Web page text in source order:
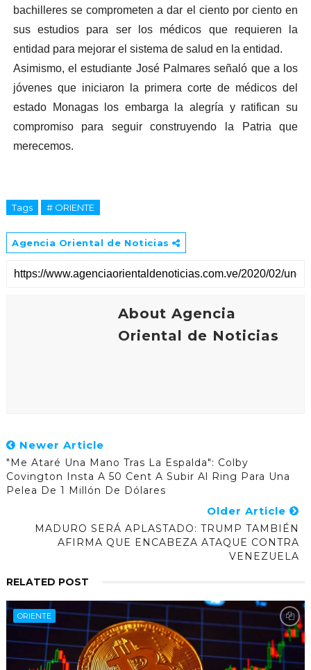
bachilleres se comprometen a dar el ciento por ciento en
sus estudios para ser los médicos que requieren la
entidad para mejorar el sistema de salud en la entidad.
Asimismo, el estudiante José Palmares señaló que a los
jóvenes que iniciaron la primera corte de médicos del
estado Monagas los embarga la alegría y ratifican su
compromiso para seguir construyendo la Patria que
merecemos.
Tags # ORIENTE
Agencia Oriental de Noticias
About Agencia
Oriental de Noticias
Newer Article
"Me Ataré Una Mano Tras La Espalda": Colby
Covington Insta A 50 Cent A Subir Al Ring Para Una
Pelea De 1 Millón De Dólares
Older Article
MADURO SERÁ APLASTADO: TRUMP TAMBIÉN
AFIRMA QUE ENCABEZA ATAQUE CONTRA
VENEZUELA
RELATED POST
ORIENTE